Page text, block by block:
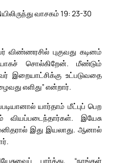
வாசகம் 19: 23-30
விண்ணரசில் புகுவது கடினம்
சொல்கிறேன். மீண்டும்
இறையாட்சிக்கு உட்படுவதை
எளிது” என்றார்.
யார்தாம் மீட்புப் பெற
வியப்படைந்தார்கள். இயேசு
இது இயலாது. ஆனால்
பார்த்து, “நாங்கள்